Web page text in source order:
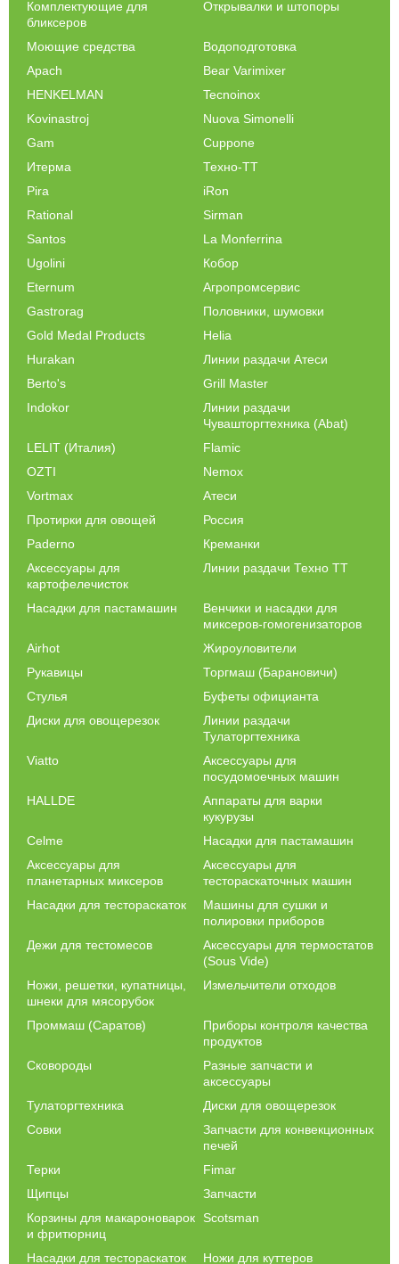
Комплектующие для
бликсеров
Открывалки и штопоры
Моющие средства
Водоподготовка
Apach
Bear Varimixer
HENKELMAN
Tecnoinox
Kovinastroj
Nuova Simonelli
Gam
Cuppone
Итерма
Техно-ТТ
Pira
iRon
Rational
Sirman
Santos
La Monferrina
Ugolini
Кобор
Eternum
Агропромсервис
Gastrorag
Половники, шумовки
Gold Medal Products
Helia
Hurakan
Линии раздачи Атеси
Berto's
Grill Master
Indokor
Линии раздачи
Чувашторгтехника (Abat)
LELIT (Италия)
Flamic
OZTI
Nemox
Vortmax
Атеси
Протирки для овощей
Россия
Paderno
Креманки
Аксессуары для
картофелечисток
Линии раздачи Техно ТТ
Насадки для пастамашин
Венчики и насадки для
миксеров-гомогенизаторов
Airhot
Жироуловители
Рукавицы
Торгмаш (Барановичи)
Стулья
Буфеты официанта
Диски для овощерезок
Линии раздачи
Тулаторгтехника
Viatto
Аксессуары для
посудомоечных машин
HALLDE
Аппараты для варки
кукурузы
Celme
Насадки для пастамашин
Аксессуары для
планетарных миксеров
Аксессуары для
тестораскаточных машин
Насадки для тестораскаток
Машины для сушки и
полировки приборов
Дежи для тестомесов
Аксессуары для термостатов
(Sous Vide)
Ножи, решетки, купатницы,
шнеки для мясорубок
Измельчители отходов
Проммаш (Саратов)
Приборы контроля качества
продуктов
Сковороды
Разные запчасти и
аксессуары
Тулаторгтехника
Диски для овощерезок
Совки
Запчасти для конвекционных
печей
Терки
Fimar
Щипцы
Запчасти
Корзины для макароноварок
и фритюрниц
Scotsman
Насадки для тестораскаток
Ножи для куттеров